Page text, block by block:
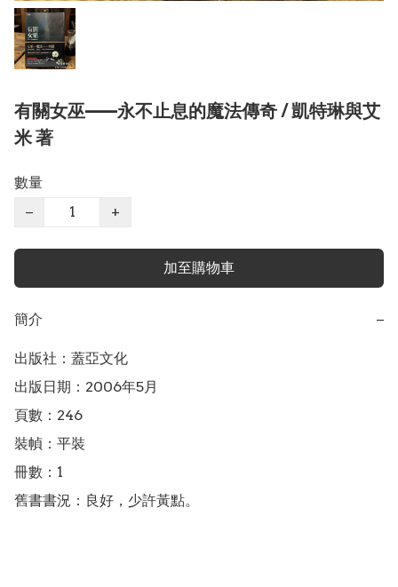
有關女巫——永不止息的魔法傳奇 / 凱特琳與艾
米 著
數量
−
+
加至購物車
簡介 −
出版社：蓋亞文化
出版日期：2006年5月
頁數：246
裝幀：平裝
冊數：1
舊書書況：良好，少許黃點。